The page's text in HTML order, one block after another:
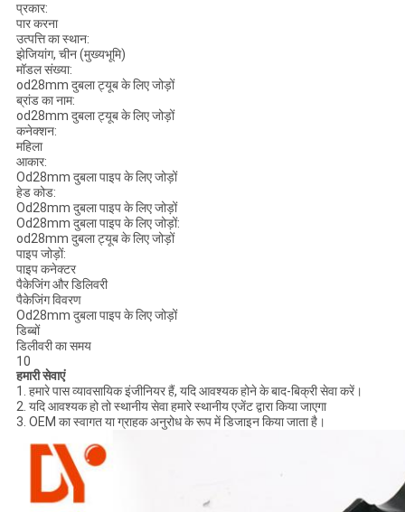
प्रकार:
पार करना
उत्पत्ति का स्थान:
झेजियांग, चीन (मुख्यभूमि)
मॉडल संख्या:
od28mm दुबला ट्यूब के लिए जोड़ों
ब्रांड का नाम:
od28mm दुबला ट्यूब के लिए जोड़ों
कनेक्शन:
महिला
आकार:
Od28mm दुबला पाइप के लिए जोड़ों
हेड कोड:
Od28mm दुबला पाइप के लिए जोड़ों
Od28mm दुबला पाइप के लिए जोड़ों:
od28mm दुबला ट्यूब के लिए जोड़ों
पाइप जोड़ों:
पाइप कनेक्टर
पैकेजिंग और डिलिवरी
पैकेजिंग विवरण
Od28mm दुबला पाइप के लिए जोड़ों
डिब्बों
डिलीवरी का समय
10
हमारी सेवाएं
1. हमारे पास व्यावसायिक इंजीनियर हैं, यदि आवश्यक होने के बाद-बिक्री सेवा करें।
2. यदि आवश्यक हो तो स्थानीय सेवा हमारे स्थानीय एजेंट द्वारा किया जाएगा
3. OEM का स्वागत या ग्राहक अनुरोध के रूप में डिजाइन किया जाता है।